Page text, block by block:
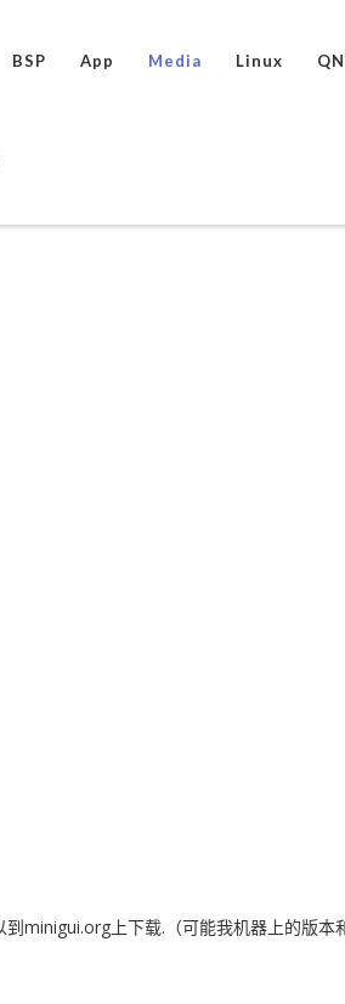
BSP App Media Linux
minigui.org上下载.（可能我机器上的版